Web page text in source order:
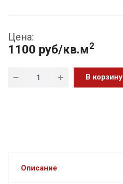
Цена:
1100 руб/кв.м2
В корзину
Описание